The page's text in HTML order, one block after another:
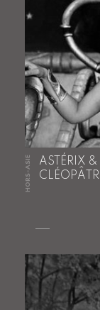
HORS-ASIE
ASTÉRIX